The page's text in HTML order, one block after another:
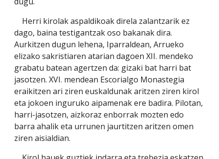
dago, baina testigantzak oso bakanak dira.
Aurkitzen dugun lehena, Iparraldean, Arrueko
elizako sakristiaren atarian dagoen XII. mendeko
grabatu batean agertzen da: gizaki bat harri bat
jasotzen. XVI. mendean Escorialgo Monastegia
eraikitzen ari ziren euskaldunak aritzen ziren kirol
eta jokoen inguruko aipamenak ere badira. Pilotan,
harri-jasotzen, aizkoraz enborrak mozten edo
barra ahalik eta urrunen jaurtitzen aritzen omen
ziren aisialdian.